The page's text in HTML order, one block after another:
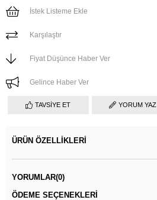
İstek Listeme Ekle
Karşılaştır
Fiyat Düşünce Haber Ver
Gelince Haber Ver
TAVSIYE ET YORUM YAZ
ÜRÜN ÖZELLIKLERI
YORUMLAR(0)
ÖDEME SEÇENEKLERI